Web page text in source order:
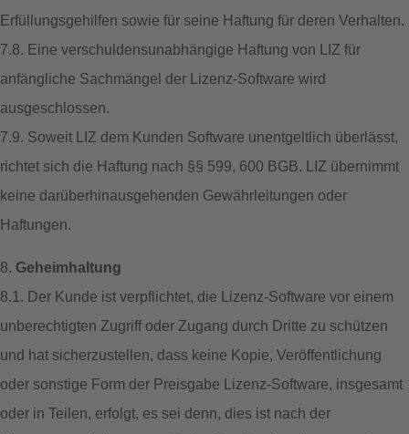
Erfüllungsgehilfen sowie für seine Haftung für deren Verhalten.
7.8. Eine verschuldensunabhängige Haftung von LIZ für
anfängliche Sachmängel der Lizenz-Software wird
ausgeschlossen.
7.9. Soweit LIZ dem Kunden Software unentgeltlich überlässt,
richtet sich die Haftung nach §§ 599, 600 BGB. LIZ übernimmt
keine darüberhinausgehenden Gewährleitungen oder
Haftungen.
8. Geheimhaltung
8.1. Der Kunde ist verpflichtet, die Lizenz-Software vor einem
unberechtigten Zugriff oder Zugang durch Dritte zu schützen
und hat sicherzustellen, dass keine Kopie, Veröffentlichung
oder sonstige Form der Preisgabe Lizenz-Software, insgesamt
oder in Teilen, erfolgt, es sei denn, dies ist nach der